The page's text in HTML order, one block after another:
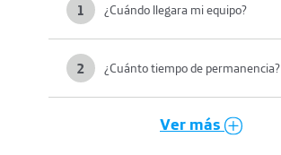
1 ¿Cuándo llegara mi equipo?
2 ¿Cuánto tiempo de permanencia?
Ver más